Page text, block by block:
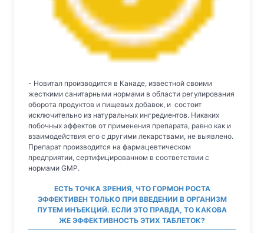
- Новитал производится в Канаде, известной своими
жесткими санитарными нормами в области регулирования
оборота продуктов и пищевых добавок, и состоит
исключительно из натуральных ингредиентов. Никаких
побочных эффектов от применения препарата, равно как и
взаимодействия его с другими лекарствами, не выявлено.
Препарат производится на фармацевтическом
предприятии, сертифицированном в соответствии с
нормами GMP.
ЕСТЬ ТОЧКА ЗРЕНИЯ, ЧТО ГОРМОН РОСТА
ЭФФЕКТИВЕН ТОЛЬКО ПРИ ВВЕДЕНИИ В ОРГАНИЗМ
ПУТЕМ ИНЪЕКЦИЙ. ЕСЛИ ЭТО ПРАВДА, ТО КАКОВА
ЖЕ ЭФФЕКТИВНОСТЬ ЭТИХ ТАБЛЕТОК?